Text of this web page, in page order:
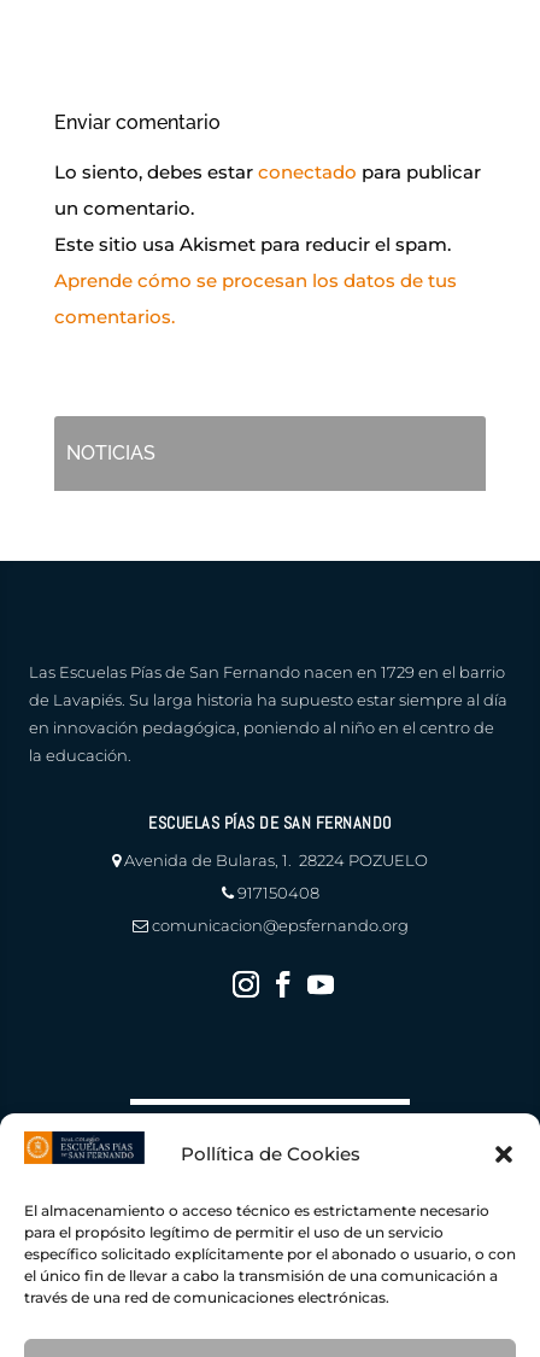
Pollítica de Cookies
El almacenamiento o acceso técnico es estrictamente necesario
para el propósito legítimo de permitir el uso de un servicio
específico solicitado explícitamente por el abonado o usuario, o con
el único fin de llevar a cabo la transmisión de una comunicación a
través de una red de comunicaciones electrónicas.
Enviar comentario
Lo siento, debes estar conectado para publicar
un comentario.
Este sitio usa Akismet para reducir el spam.
Aprende cómo se procesan los datos de tus
comentarios.
NOTICIAS
Las Escuelas Pías de San Fernando nacen en 1729 en el barrio
de Lavapiés. Su larga historia ha supuesto estar siempre al día
en innovación pedagógica, poniendo al niño en el centro de
la educación.
ESCUELAS PÍAS DE SAN FERNANDO
Avenida de Bularas, 1. 28224 POZUELO
917150408
comunicacion@epsfernando.org
Escuelas Pías de San Fernando ha recibido una ayuda de la Unión Europea con cargo al
excedente109,45KWP con una inversión total de78.919,00 €y una ayuda concedida por